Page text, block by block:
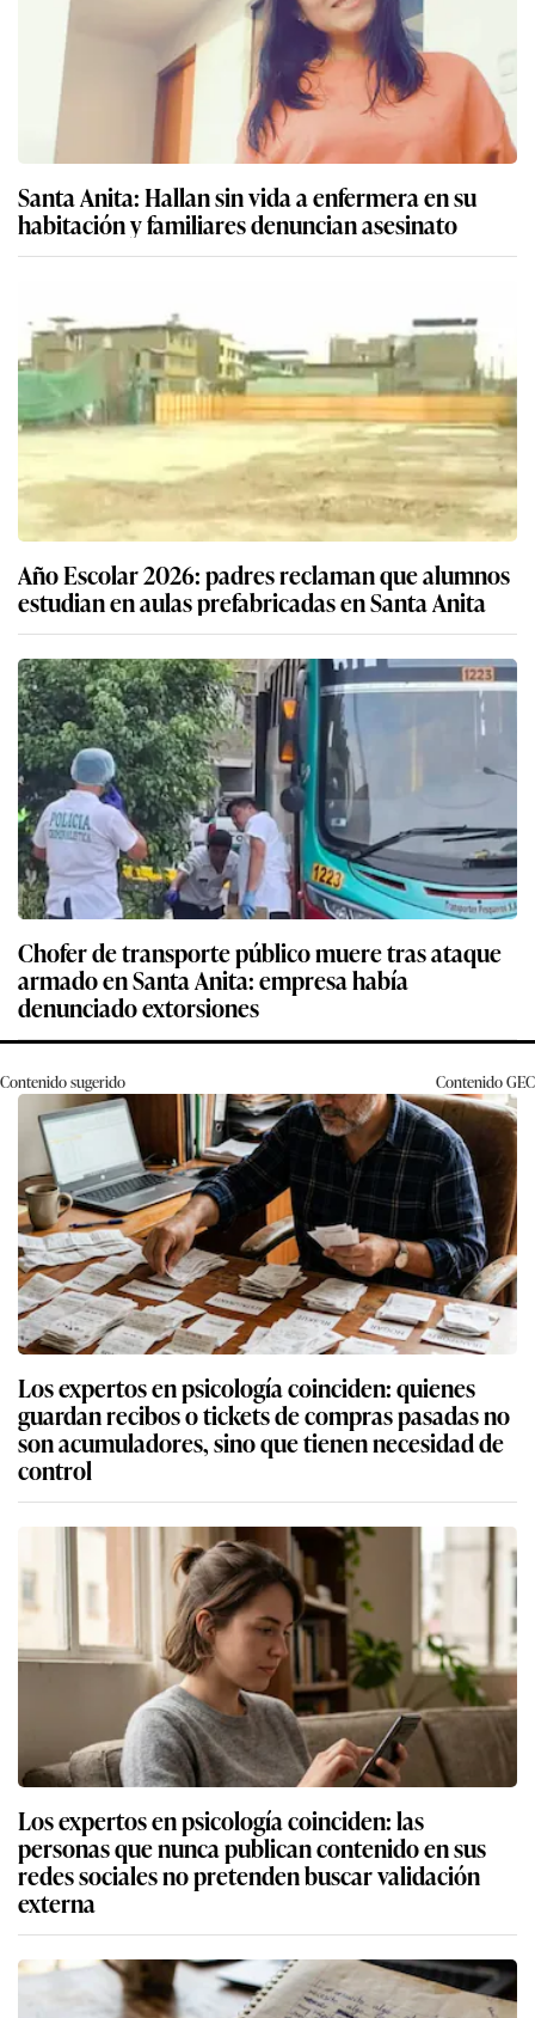
Santa Anita: Hallan sin vida a enfermera en su
habitación y familiares denuncian asesinato
Año Escolar 2026: padres reclaman que alumnos
estudian en aulas prefabricadas en Santa Anita
Chofer de transporte público muere tras ataque
armado en Santa Anita: empresa había
denunciado extorsiones
Contenido sugerido ContenidoGEC
Los expertos en psicología coinciden: quienes
guardan recibos o tickets de compras pasadas no
son acumuladores, sino que tienen necesidad de
control
Los expertos en psicología coinciden: las
personas que nunca publican contenido en sus
redes sociales no pretenden buscar validación
externa